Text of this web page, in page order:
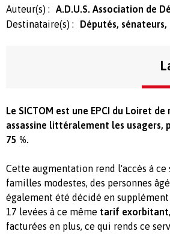
Auteur(s) :
A.D.U.S. Association de
Destinataire(s) :
Députés,
Le SICTOM est une EPCI du Loiret
assassine littéralement les usagers,
75 %.
Cette augmentation rend l'accès à ce
familles modestes, des personnes
également été décidé en
17 levées à ce même tarif exorbitant
facturées en plus, ce qui rends ce